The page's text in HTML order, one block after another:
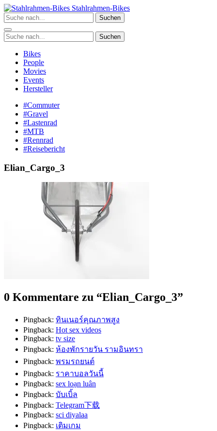
Zum
Inhalt
springen
Stahlrahmen-Bikes
Suchen
Suchen
Bikes
People
Movies
Events
Hersteller
#Commuter
#Gravel
#Lastenrad
#MTB
#Rennrad
#Reisebericht
Elian_Cargo_3
0 Kommentare zu “Elian_Cargo_3”
Pingback: ทินเนอร์คุณภาพสูง
Pingback: Hot sex videos
Pingback: tv size
Pingback: ห้องพักรายวัน รามอินทรา
Pingback: พรมรถยนต์
Pingback: ราคาบอลวันนี้
Pingback: sex loạn luân
Pingback: บับเบิ้ล
Pingback: Telegram下载
Pingback: sci diyalaa
Pingback: เติมเกม